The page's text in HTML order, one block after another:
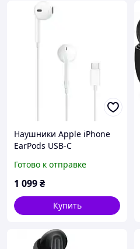
Наушники Apple iPhone
EarPods USB-C
(MYQY3ZM/A)
Готово к отправке
1 099₴
Купить